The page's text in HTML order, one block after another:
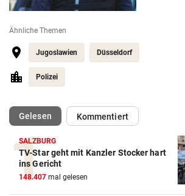
Ähnliche Themen
Jugoslawien Düsseldorf
Polizei
Gelesen(ausgewählt)Kommentiert
SALZBURG
TV-Star geht mit Kanzler Stocker hart
ins Gericht
148.407 mal gelesen